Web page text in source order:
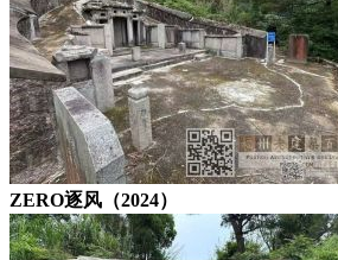
ZERO逐风（2024）